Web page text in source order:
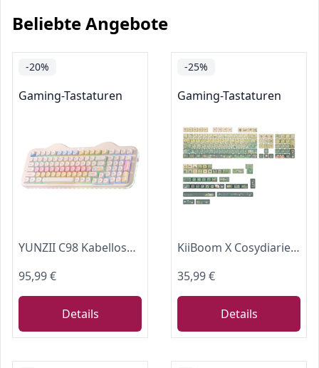
Beliebte Angebote
-20%
Gaming-Tastaturen
YUNZII C98 Kabellose Mechanische Tastatur (Beige, Candy Linear Switch)
95,99 €
Details
-25%
Gaming-Tastaturen
KiiBoom X Cosydiaries Rainy Froggy Day Keycap Set, 143 Tasten MOA Profil Tastenkappen, PBT Custom Keycaps für mechanische Tastatur, Kompatibel mit ANSI/ISO, 60%, 65%, 75%, TKL, Full-Sized Layout
35,99 €
Details